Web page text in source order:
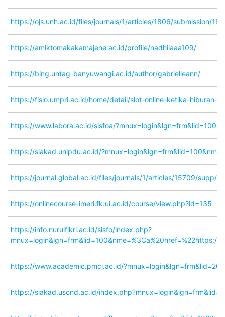
https://ojs.unh.ac.id/files/journals/1/articles/1806/submission/
https://amiktomakakamajene.ac.id/profile/nadhilaaa109/
https://bing.untag-banyuwangi.ac.id/author/gabrielleann/
https://fisio.umpri.ac.id/home/detail/slot-online-ketika-hiburan-
https://www.labora.ac.id/sisfoa/
https://siakad.unipdu.ac.id/
https://journal.global.ac.id/files/journals/1/articles/15709/supp/
https://onlinecourse-imeri.fk.ui.ac.id/course/view.php?id=135
https://info.nurulfikri.ac.id/sisfo/index.php?
mnux=login&lgn=frm&lid=100&nme=%3Ca%20href=%22https://
https://www.academic.pmci.ac.id/
https://siakad.uscnd.ac.id/